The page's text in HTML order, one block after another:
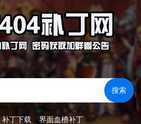
搜索
补丁下载 >界面血槽补丁